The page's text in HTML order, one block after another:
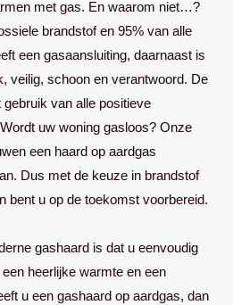
met gas. En waarom niet…?
brandstof en 95% van alle
een gasaansluiting, daarnaast is
veilig, schoon en verantwoord. De
van alle positieve
uw woning gasloos? Onze
een haard op aardgas
Dus met de keuze in brandstof
bent u op de toekomst voorbereid.
gashaard is dat u eenvoudig
heerlijke warmte en een
u een gashaard op aardgas, dan